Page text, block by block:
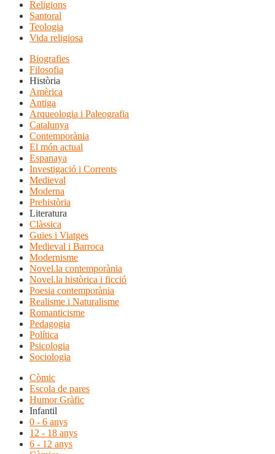
Religions
Santoral
Teologia
Vida religiosa
Biografies
Filosofia
Història
Amèrica
Antiga
Arqueologia i Paleografia
Catalunya
Contemporània
El món actual
Espanaya
Investigació i Corrents
Medieval
Moderna
Prehistòria
Literatura
Clàssica
Guies i Viatges
Medieval i Barroca
Modernisme
Novel.la contemporània
Novel.la històrica i ficció
Poesia contemporània
Realisme i Naturalisme
Romanticisme
Pedagogia
Política
Psicologia
Sociologia
Còmic
Escola de pares
Humor Gràfic
Infantil
0 - 6 anys
12 - 18 anys
6 - 12 anys